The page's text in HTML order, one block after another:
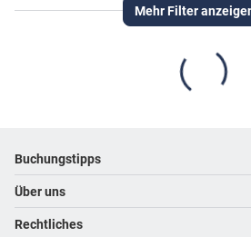
Mehr Filter
Footer navigation
Buchungstipps
Warum im Reisebüro buchen
Hoteltipps
Über uns
Kontakt
Rechtliches